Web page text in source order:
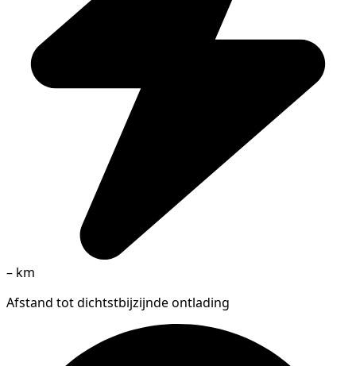
– km
Afstand tot dichtstbijzijnde ontlading